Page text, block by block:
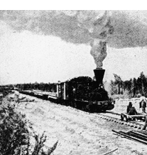
NEWSLETTER